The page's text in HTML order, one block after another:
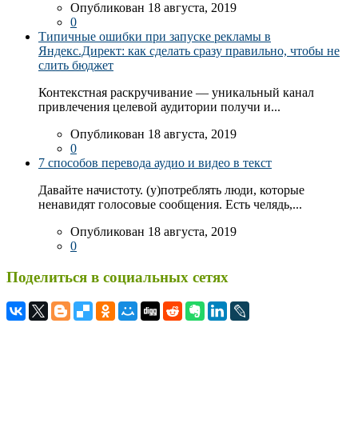
Опубликован 18 августа, 2019
0
Типичные ошибки при запуске рекламы в
Яндекс.Директ: как сделать сразу правильно, чтобы не
слить бюджет
Контекстная раскручивание — уникальный канал
привлечения целевой аудитории получи и...
Опубликован 18 августа, 2019
0
7 способов перевода аудио и видео в текст
Давайте начистоту. (у)потреблять люди, которые
ненавидят голосовые сообщения. Есть челядь,...
Опубликован 18 августа, 2019
0
Поделиться в социальных сетях